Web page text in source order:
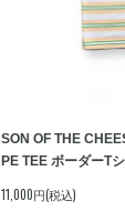
SON OF THE
PE TEE ボーダーT
11,000円(税込)